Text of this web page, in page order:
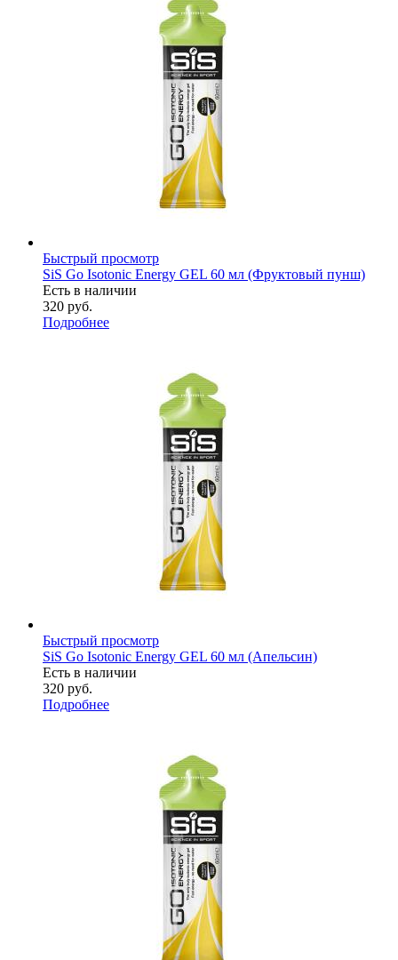
Быстрый просмотр
SiS Go Isotonic Energy GEL 60 мл (Фруктовый пунш)
Есть в наличии
320 руб.
Подробнее
Быстрый просмотр
SiS Go Isotonic Energy GEL 60 мл (Апельсин)
Есть в наличии
320 руб.
Подробнее